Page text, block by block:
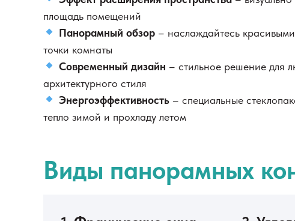
площадь помещений
Панорамный обзор– наслаждайтесь
точки комнаты
Современный дизайн – стильное решение для
архитектурного стиля
Энергоэффективность– специальные
тепло зимой и прохладу летом
Виды панорамных